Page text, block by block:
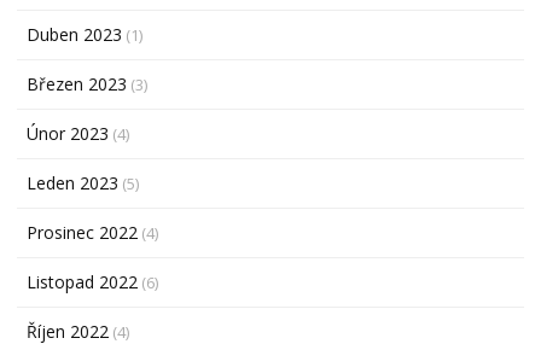
Duben 2023 (1)
Březen 2023 (3)
Únor 2023 (4)
Leden 2023 (5)
Prosinec 2022 (4)
Listopad 2022 (6)
Říjen 2022 (4)